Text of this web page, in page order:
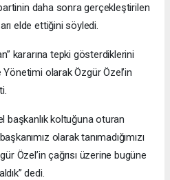
daha sonra gerçekleştirilen
elde ettiğini söyledi.
kararına tepki gösterdiklerini
olarak Özgür Özel’in
başkanlık koltuğuna oturan
olarak tanımadığımızı
Özel’in çağrısı üzerine bugüne
dedi.